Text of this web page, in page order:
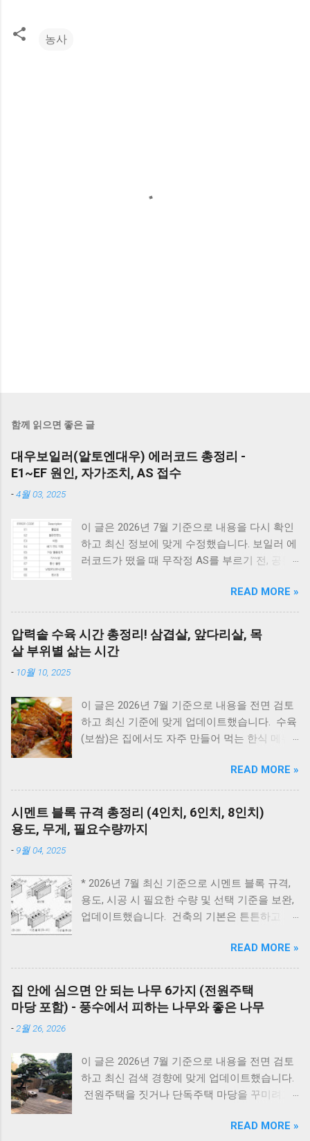
농사
함께 읽으면 좋은 글
대우보일러(알토엔대우) 에러코드 총정리 -
E1~EF 원인, 자가조치, AS 접수
-4월 03, 2025
이 글은 2026년 7월 기준으로 내용을 다시 확인
하고 최신 정보에 맞게 수정했습니다. 보일러 에
러코드가 떴을 때 무작정 AS를 부르기 전, 공통
밸브가 열려 있는지, 2) 전원 플러그를 뽑았다가
5분 뒤 다시 꽂아보았는지(리셋), 3) 실내 온도
조절기의 설정이 올바른지 확인해보세요. 상세
코드는 아래에서 확인할 수 있습니다. E1부터 EF
까지 모든 대우보일러(알토엔대우) 에러코드의
드 E1~EF 원인과 해결법 (AS 전 자가점검, 수리
비) 🚨 잠깐! AS 부르기 전 이것만은 확인하세
요! 에러코드 E1 - 단수나 동파를 확인하세요.
드 E2 - 가스 밸브가 잠겨있지 않나요? 가스레인
지를 켜서 가스가 공급되는지 먼저 확인하세요.
리셋의 마법 - 코드를 뽑고 5분 뒤 다시 꽂는 것
만으로도 단순 센서 오류의 70%는 해결됩니다.
방법 E1 원인 : 물 부족, 단수, 동파 확인 : 급수밸
브·단수 여부 확인 조치 : 물 보충 후 리셋 ※ 반
복되면 AS 점검 E2 원인 : 불완전 연소, 가스 공
급 이상 확인 : 가스밸브, 가스레인지 작동 여부
조치 : 가스 확인 후 리셋 E3 원인 : 과열(비등) 확
인 : 배기구 이물질 확인 조치 : 막힌 부분 제거
E5 원인 : 이상 불꽃 감지 조치 : 전원 리셋 ※ 계
인 : 통신 불량...
READ MORE »
압력솥 수육 시간 총정리! 삼겹살, 앞다리살, 목
살 부위별 삶는 시간
- 10월 10, 2025
이 글은 2026년 7월 기준으로 내용을 전면 검토
하고 최신 기준에 맞게 업데이트했습니다. 수육
(보쌈)은 집에서도 자주 만들어 먹는 한식 메뉴
때문에 선뜻 도전하지 못하는 분들도 많습니다.
그런데 압력솥 을 사용하면 삶는 시간을 줄이면
서도 고기를 부드럽고 촉촉하게 익힐 수 있습니
다. 압력솥 수육 시간은 돼지고기 부위에 따라
달라집니다. 압력솥의 '추'가가 흔들린 뒤 삼겹살
솥을 사용하면 일반 냄비보다 조리 시간이 훨씬
짧아지면서도 촉촉한 수육과 보쌈을 만들 수 있
습니다. 하지만 부위와 두께에 따라 시간을 조금
는 시간은 물론 압력솥 보쌈 시간, 압력밥솥 수
육, 전기압력밥솥 수육 조리시간, 물의 양과 자
연 김빼기 시간까지 정리해 보았습니다. 바로 아
래 표만 확인해도 내 고기에 맞는 시간을 바로
로 수육을 만드는 가장 큰 이유는 조리 시간이
크게 줄어들면서도 고기의 육즙을 그대로 살릴
수 있기 때문 입니다. 일반 냄비는 1시간 이상 푹
삶아야 하는 경우가 많지만, 압력솥은 내부 압력
이 높아져 고기 속까지 빠르게 열이 전달됩니다.
READ MORE »
시멘트 블록 규격 총정리 (4인치, 6인치, 8인치)
용도, 무게, 필요수량까지
- 9월 04, 2025
* 2026년 7월 최신 기준으로 시멘트 블록 규격,
용도, 시공 시 필요한 수량 및 선택 기준을 보완,
업데이트했습니다. 건축의 기본은 튼튼하고 제
사용되는 시멘트 블록과 조적 벽돌은 건축물의
구조적 안정성과 내구성을 좌우하는 중요 스펙
입니다. 블록의 두께와 규격을 정확히 이해하면
시공 효율을 높이고, 구조적 안전성을 확보할 수
있습니다. 아래는 건축 현장에서 가장 많이 사용
내 1. 시멘트 블록 규격 4인치 : 190 × 390 × 100
mm 6인치 : 190 × 390 × 150 mm 8인치 : 190 ×
390 × 190 mm *가로와 세로 치수는 일정하며,
장 무게 규격 무게(대략) 4인치 약 9~11kg 6인치
READ MORE »
집 안에 심으면 안 되는 나무 6가지 (전원주택
마당 포함) - 풍수에서 피하는 나무와 좋은 나무
- 2월 26, 2026
이 글은 2026년 7월 기준으로 내용을 전면 검토
하고 최신 검색 경향에 맞게 업데이트했습니다.
전원주택을 짓거나 단독주택 마당을 꾸미려고
다. 바로 ‘ 집 안에 심으면 안 되는 나무 ’ 입니다.
READ MORE »